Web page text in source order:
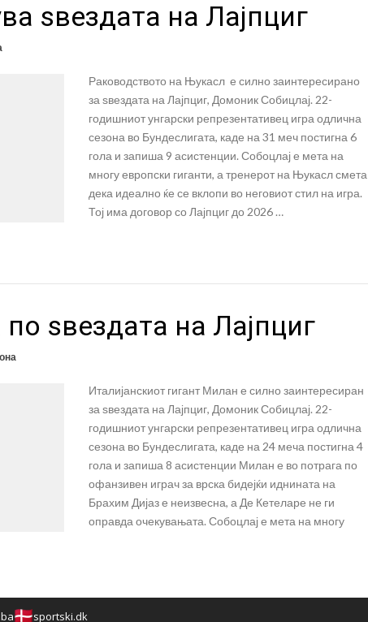
ѕвездата на Лајпциг
Раководството на Њукасл е силно заинтересирано
за ѕвездата на Лајпциг, Домоник Собицлај. 22-
годишниот унгарски репрезентативец игра одлична
сезона во Бундеслигата, каде на 31 меч постигна 6
гола и запиша 9 асистенции. Собоцлај е мета на
многу европски гиганти, а тренерот на Њукасл смета
дека идеално ќе се вклопи во неговиот стил на игра.
Тој има договор со Лајпциг до 2026 …
ѕвездата на Лајпциг
Италијанскиот гигант Милан е силно заинтересиран
за ѕвездата на Лајпциг, Домоник Собицлај. 22-
годишниот унгарски репрезентативец игра одлична
сезона во Бундеслигата, каде на 24 меча постигна 4
гола и запиша 8 асистенции Милан е во потрага по
офанзивен играч за врска бидејќи иднината на
Брахим Дијаз е неизвесна, а Де Кетеларе не ги
оправда очекувањата. Собоцлај е мета на многу
sportski.dk